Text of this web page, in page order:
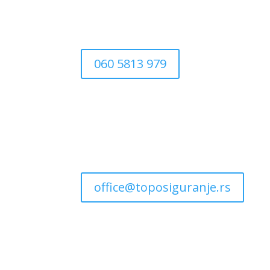
060 5813 979
office@toposiguranje.rs